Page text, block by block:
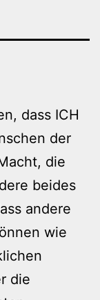
dass ICH
der
die
beides
andere
wie
die